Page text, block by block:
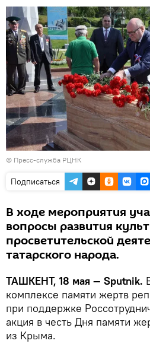
© Пресс-служба РЦНК
Подписаться
В ходе мероприятия
вопросы развития
просветительской
татарского народа.
ТАШКЕНТ, 18 мая — Sputnik.
комплексе памяти жертв
при поддержке
акция в честь Дня памяти
из Крыма.